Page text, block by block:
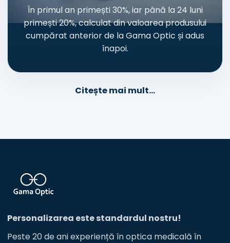
În primul an primești 30%, iar până la 24 luni
primești 20%, calculat din valoarea produsului
cumpărat anterior de la Gama Optic și adus
înapoi.
Citește mai mult...
Personalizarea este standardul nostru!
Peste 20 de ani experiență în optica medicală în